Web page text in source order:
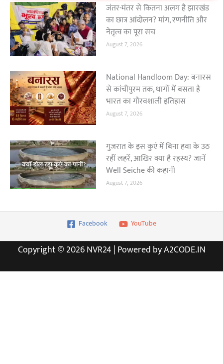
जंतर-मंतर से कितना अलग है झारखंड
का छात्र आंदोलन? मांग, रणनीति और
नेतृत्व का पूरा सच
August 7, 2026
National Handloom Day: बनारस
से कांचीपुरम तक, धागों में बसता है
भारत का गौरवशाली इतिहास
August 7, 2026
गुजरात के इस कुएं में बिना हवा के उठ
रहीं लहरें, आखिर क्या है रहस्य? जानें
Well Seiche की कहानी
August 7, 2026
Facebook YouTube
Copyright © 2026 NVR24 | Powered by A2CODE.IN